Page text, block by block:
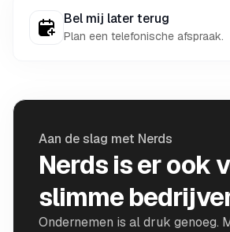
Bel mij later terug
Plan een telefonische afspraak.
Aan de slag met Nerds
Nerds is er ook
slimme
Ondernemen is al druk genoeg.